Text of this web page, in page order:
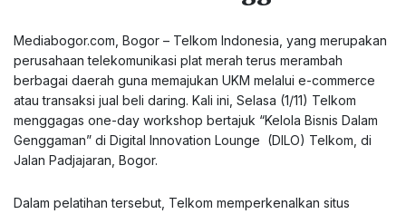
Mediabogor.com, Bogor – Telkom Indonesia, yang merupakan
perusahaan telekomunikasi plat merah terus merambah
berbagai daerah guna memajukan UKM melalui e-commerce
atau transaksi jual beli daring. Kali ini, Selasa (1/11) Telkom
menggagas one-day workshop bertajuk “Kelola Bisnis Dalam
Genggaman” di Digital Innovation Lounge (DILO) Telkom, di
Jalan Padjajaran, Bogor.
Dalam pelatihan tersebut, Telkom memperkenalkan situs